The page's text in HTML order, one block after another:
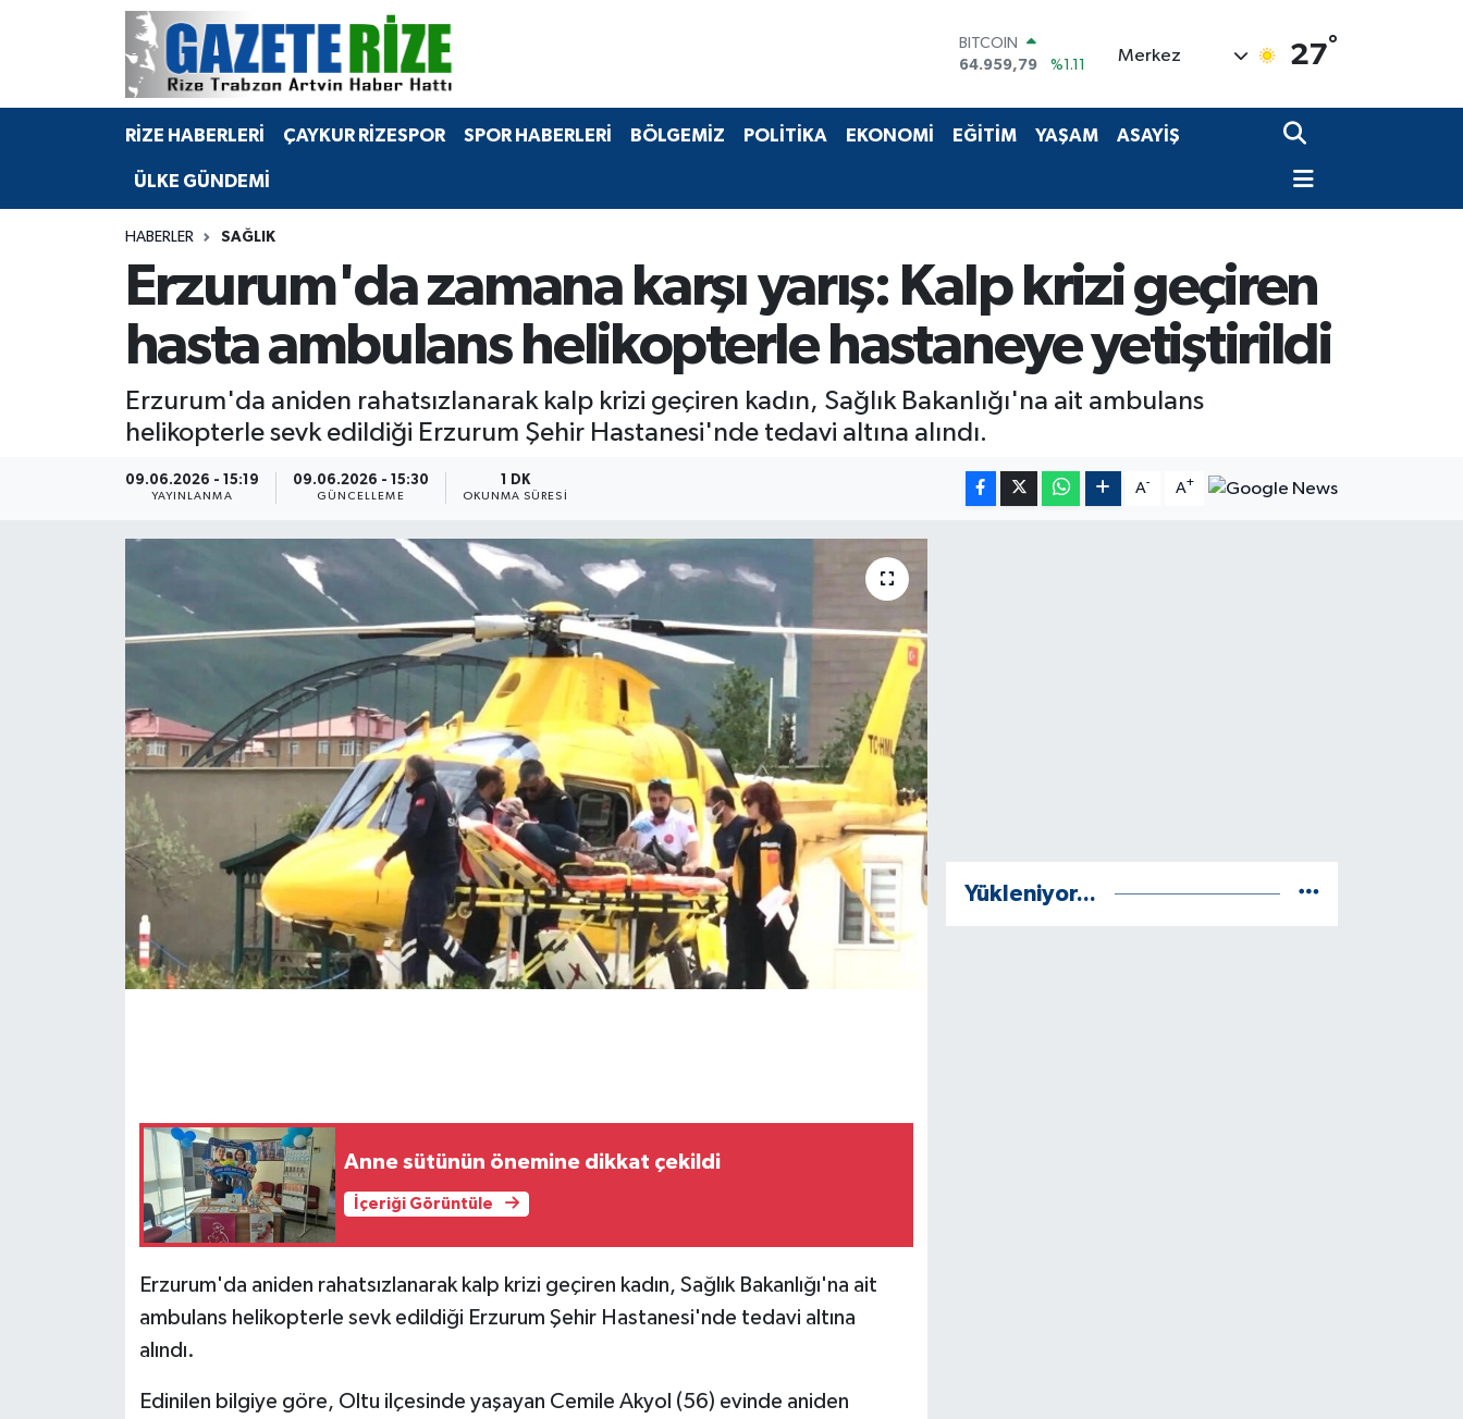
64.959,79
DOLAR
55,2510
%0.32
Merkez 27°
RİZE HABERLERİ ÇAYKUR RİZESPOR SPOR HABERLERİ BÖLGEMİZ POLİTİKA EKONOMİ EĞİTİM YAŞAM ASAYİŞ
ÜLKE GÜNDEMİ
HABERLER SAĞLIK
Erzurum'da zamana karşı yarış: Kalp krizi geçiren
hasta ambulans helikopterle hastaneye yetiştirildi
Erzurum'da aniden rahatsızlanarak kalp krizi geçiren kadın, Sağlık Bakanlığı'na ait ambulans
helikopterle sevk edildiği Erzurum Şehir Hastanesi'nde tedavi altına alındı.
09.06.2026 - 15:19
YAYINLANMA
09.06.2026 - 15:30
GÜNCELLEME
1 DK
OKUNMA SÜRESI
A- A+
Anne sütünün önemine dikkat çekildi
İçeriği Görüntüle
Erzurum'da aniden rahatsızlanarak kalp krizi geçiren kadın, Sağlık Bakanlığı'na ait
ambulans helikopterle sevk edildiği Erzurum Şehir Hastanesi'nde tedavi altına
alındı.
Edinilen bilgiye göre, Oltu ilçesinde yaşayan Cemile Akyol (56) evinde aniden
Yükleniyor...
BÖLGEMİZ
Bilim Teknoloji
Advertising news
Canlı Maç
EKONOMİ
English News
Flaş Haber
Gayrimenkul
HABERDE İNSAN
Jandarma
Merkez Nöbetçi Eczaneler
Merkez Hava Durumu
Merkez Trafik Yoğunluk Haritası
Tüm Manşetler
Son Dakika Haberleri
Haber Arşivi